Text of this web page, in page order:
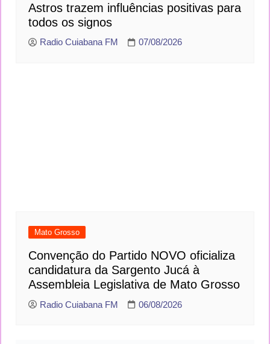
Astros trazem influências positivas para
todos os signos
Radio Cuiabana FM 07/08/2026
Mato Grosso
Convenção do Partido NOVO oficializa
candidatura da Sargento Jucá à
Assembleia Legislativa de Mato Grosso
Radio Cuiabana FM 06/08/2026